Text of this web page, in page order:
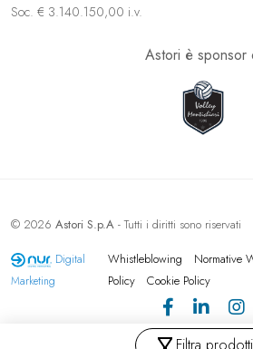
Soc. € 3.140.150,00 i.v.
Astori è sponsor
© 2026 Astori S.p.A - Tutti i diritti sono riservati
Digital
Marketing
Whistleblowing Normative
Policy
Cookie Policy